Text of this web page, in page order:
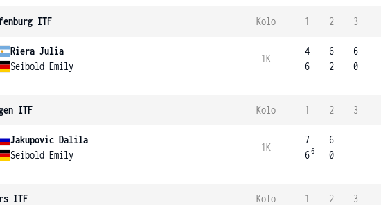
ITF Kolo 1 2 3
Riera Julia
Seibold Emily
1K
4
6
6
2
6
0
ITF Kolo 1 2 3
Jakupovic Dalila
Seibold Emily
1K
7
66
6
0
ITF Kolo 1 2 3